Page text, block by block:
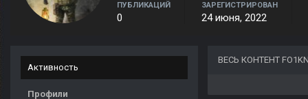
ПУБЛИКАЦИЙ
0
ЗАРЕГИСТРИРОВАН
24 июня, 2022
Активность
Профили
ВЕСЬ КОНТЕНТ